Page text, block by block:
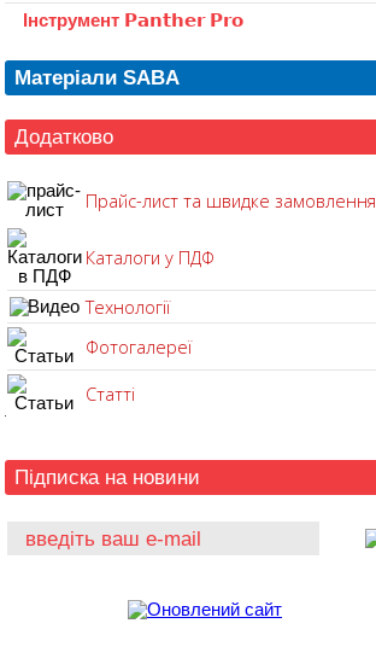
Інструмент 𝗣𝗮𝗻𝘁𝗵𝗲𝗿 𝗣𝗿𝗼
Матеріали SABA
Додатково
Прайс-лист та швидке замовлення
Каталоги у ПДФ
Технології
Фотогалереї
Статті
Підписка на новини